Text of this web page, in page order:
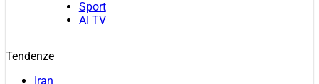
Sport
AI TV
Tendenze
Iran